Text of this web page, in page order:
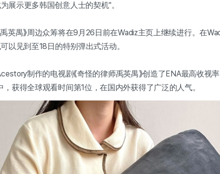
展示更多韩国创意人士的契机"。
英禺》周边众筹将在9月26日前在Wadiz主页上继续进行。在
可以见到至18日的特别弹出式活动。
制作的电视剧《奇怪的律师禹英禺》创造了ENA最高收视
获得全球观看时间第1位，在国内外获得了广泛的人气。